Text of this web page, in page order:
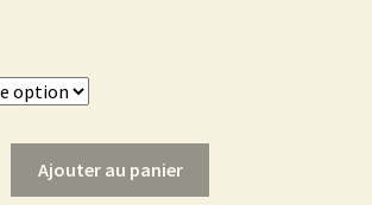
Ajouter au panier